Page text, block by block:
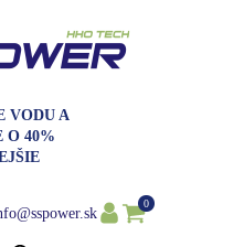
VODU A
O 40%
0